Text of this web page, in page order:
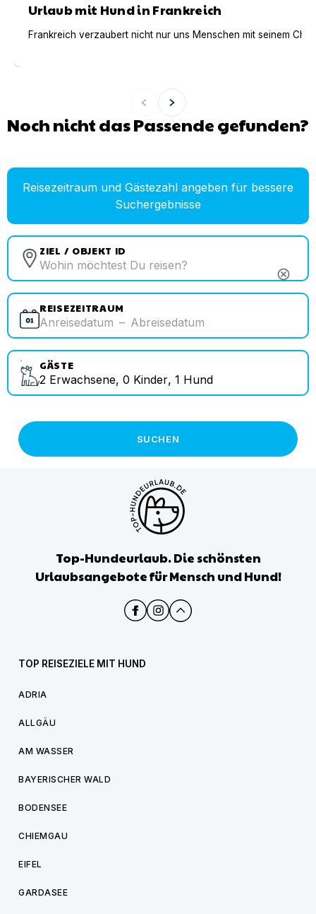
Urlaub mit Hund in Frankreich
Frankreich verzaubert nicht nur uns Menschen mit seinem
Noch nicht das Passende gefunden?
Reisezeitraum und Gästezahl angeben für bessere
Suchergebnisse
ZIEL / OBJEKT ID
cancel
REISEZEITRAUM
Anreisedatum – Abreisedatum
GÄSTE
2 Erwachsene, 0 Kinder, 1 Hund
SUCHEN
Top-Hundeurlaub. Die schönsten
Urlaubsangebote für Mensch und Hund!
TOP REISEZIELE MIT HUND
ADRIA
ALLGÄU
AM WASSER
BAYERISCHER WALD
BODENSEE
CHIEMGAU
EIFEL
GARDASEE